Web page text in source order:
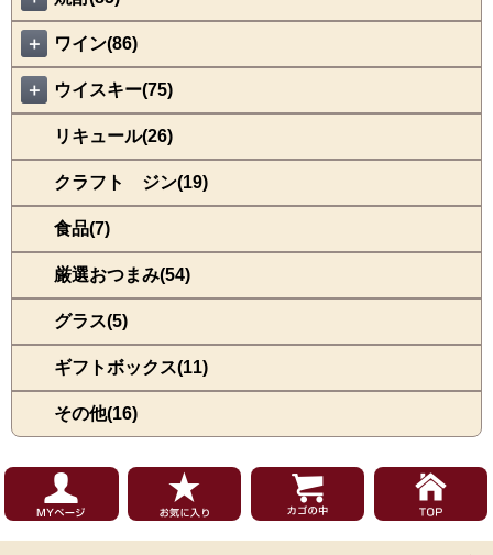
＋ ワイン(86)
＋ ウイスキー(75)
リキュール(26)
クラフト ジン(19)
食品(7)
厳選おつまみ(54)
グラス(5)
ギフトボックス(11)
その他(16)